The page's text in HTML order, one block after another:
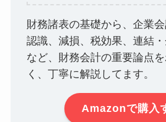
財務諸表の基礎から、企業
認識、減損、税効果、連結
など、財務会計の重要論点
く、丁寧に解説してます。
Amazonで購入